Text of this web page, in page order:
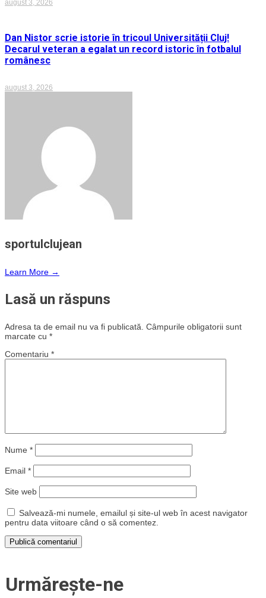
august 3, 2026
Dan Nistor scrie istorie în tricoul Universității Cluj!
Decarul veteran a egalat un record istoric în fotbalul
românesc
august 3, 2026
sportulclujean
Learn More →
Lasă un răspuns
Adresa ta de email nu va fi publicată. Câmpurile obligatorii sunt
marcate cu *
Comentariu *
Nume *
Email *
Site web
Salvează-mi numele, emailul și site-ul web în acest navigator
pentru data viitoare când o să comentez.
Urmărește-ne